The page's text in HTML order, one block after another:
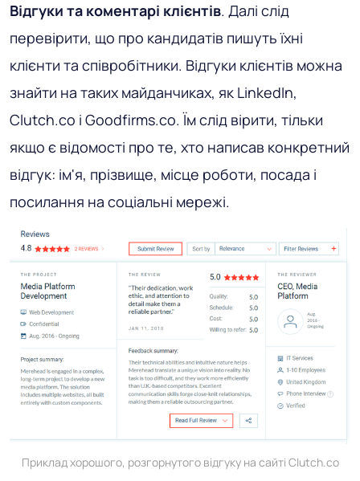
Відгуки та коментарі клієнтів. Далі слід
перевірити, що про кандидатів пишуть їхні
клієнти та співробітники. Відгуки клієнтів можна
знайти на таких майданчиках, як LinkedIn,
Clutch.co і Goodfirms.co. Їм слід вірити, тільки
якщо є відомості про те, хто написав конкретний
відгук: ім'я, прізвище, місце роботи, посада і
посилання на соціальні мережі.
Приклад хорошого, розгорнутого відгуку на сайті Clutch.co